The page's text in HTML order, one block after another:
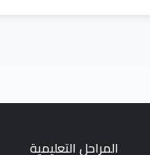
المراحل التعليمية